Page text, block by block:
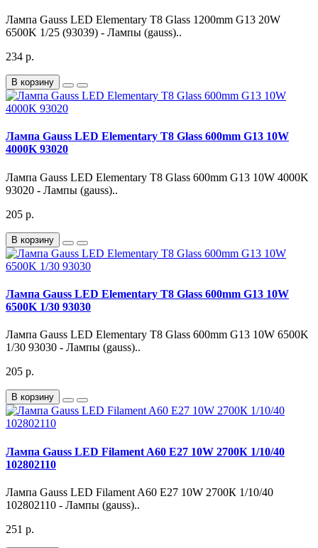
Лампа Gauss LED Elementary T8 Glass 1200mm G13 20W
6500K 1/25 (93039) - Лампы (gauss)..
234 р.
В корзину
Лампа Gauss LED Elementary T8 Glass 600mm G13 10W
4000K 93020
Лампа Gauss LED Elementary T8 Glass 600mm G13 10W 4000K
93020 - Лампы (gauss)..
205 р.
В корзину
Лампа Gauss LED Elementary T8 Glass 600mm G13 10W
6500K 1/30 93030
Лампа Gauss LED Elementary T8 Glass 600mm G13 10W 6500K
1/30 93030 - Лампы (gauss)..
205 р.
В корзину
Лампа Gauss LED Filament A60 E27 10W 2700К 1/10/40
102802110
Лампа Gauss LED Filament A60 E27 10W 2700К 1/10/40
102802110 - Лампы (gauss)..
251 р.